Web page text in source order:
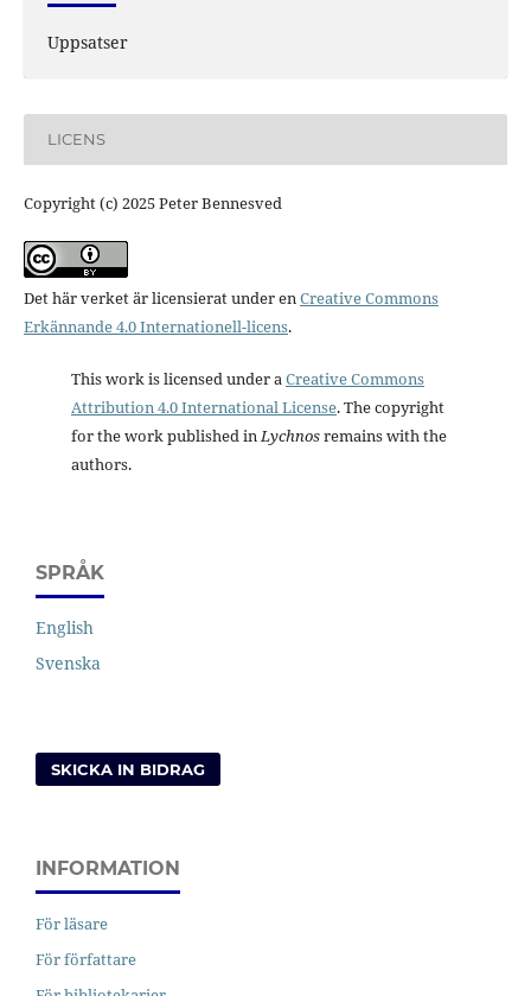
Uppsatser
LICENS
Copyright (c) 2025 Peter Bennesved
Det här verket är licensierat under enCreative Commons
Erkännande 4.0 Internationell-licens.
This work is licensed under aCreative Commons
Attribution 4.0 International License. The copyright
for the work published inLychnosremains with the
authors.
SPRÅK
English
Svenska
SKICKA IN BIDRAG
INFORMATION
För läsare
För författare